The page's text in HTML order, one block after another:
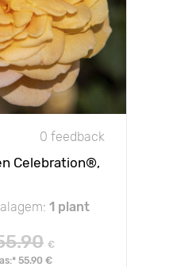
0 feedback
Celebration®,
1 plant
€
55.90 €